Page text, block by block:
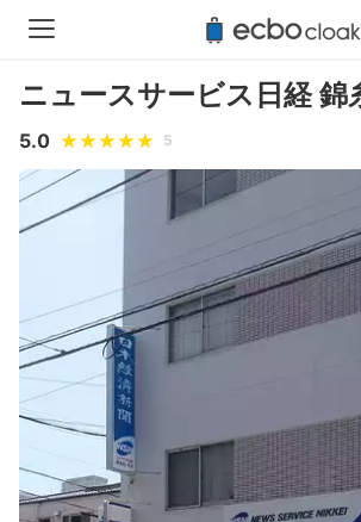
ニュースサービス日経 錦
5.0 5